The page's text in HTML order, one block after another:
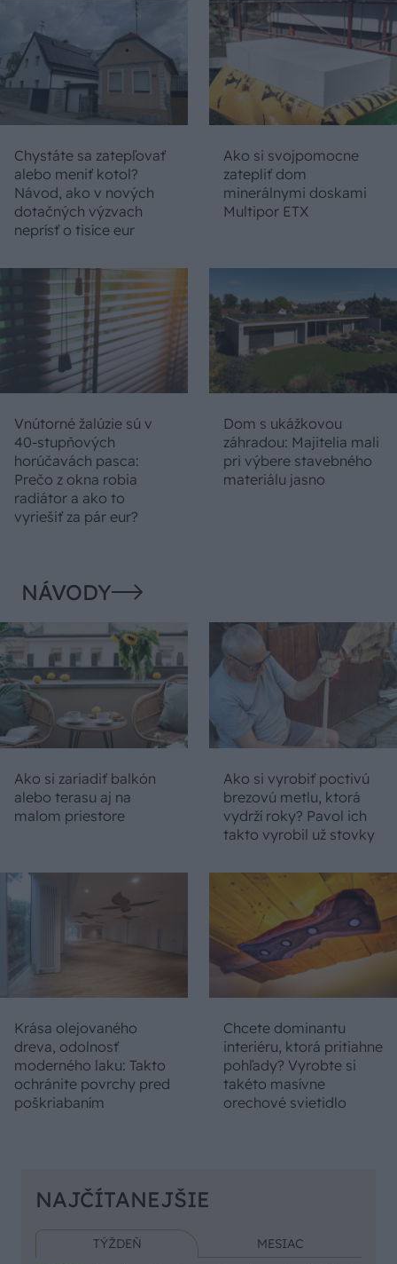
Chystáte sa zatepľovať
alebo meniť kotol?
Návod, ako v nových
dotačných výzvach
neprísť o tisíce eur
Ako si svojpomocne
zatepliť dom
minerálnymi doskami
Multipor ETX
Vnútorné žalúzie sú v
40-stupňových
horúčavách pasca:
Prečo z okna robia
radiátor a ako to
vyriešiť za pár eur?
Dom s ukážkovou
záhradou: Majitelia mali
pri výbere stavebného
materiálu jasno
NÁVODY
Ako si zariadiť balkón
alebo terasu aj na
malom priestore
Ako si vyrobiť poctivú
brezovú metlu, ktorá
vydrží roky? Pavol ich
takto vyrobil už stovky
Krása olejovaného
dreva, odolnosť
moderného laku: Takto
ochránite povrchy pred
poškriabaním
Chcete dominantu
interiéru, ktorá pritiahne
pohľady? Vyrobte si
takéto masívne
orechové svietidlo
NAJČÍTANEJŠIE
TÝŽDEŇ MESIAC